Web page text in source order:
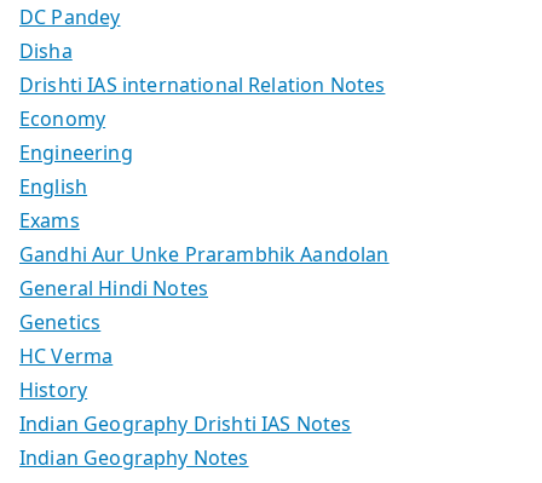
DC Pandey
Disha
Drishti IAS international Relation Notes
Economy
Engineering
English
Exams
Gandhi Aur Unke Prarambhik Aandolan
General Hindi Notes
Genetics
HC Verma
History
Indian Geography Drishti IAS Notes
Indian Geography Notes